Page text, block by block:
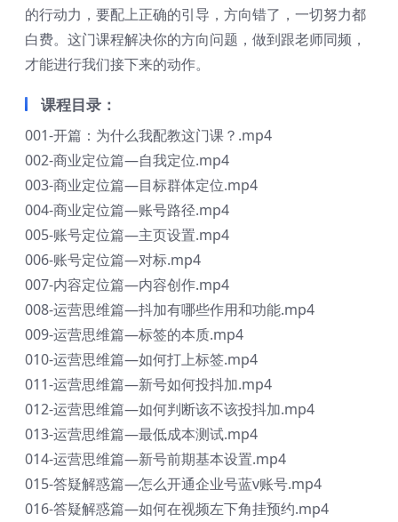
的行动力，要配上正确的引导，方向错了，一切努力都
白费。这门课程解决你的方向问题，做到跟老师同频，
才能进行我们接下来的动作。
课程目录：
001-开篇：为什么我配教这门课？.mp4
002-商业定位篇—自我定位.mp4
003-商业定位篇—目标群体定位.mp4
004-商业定位篇—账号路径.mp4
005-账号定位篇—主页设置.mp4
006-账号定位篇—对标.mp4
007-内容定位篇—内容创作.mp4
008-运营思维篇—抖加有哪些作用和功能.mp4
009-运营思维篇—标签的本质.mp4
010-运营思维篇—如何打上标签.mp4
011-运营思维篇—新号如何投抖加.mp4
012-运营思维篇—如何判断该不该投抖加.mp4
013-运营思维篇—最低成本测试.mp4
014-运营思维篇—新号前期基本设置.mp4
015-答疑解惑篇—怎么开通企业号蓝v账号.mp4
016-答疑解惑篇—如何在视频左下角挂预约.mp4